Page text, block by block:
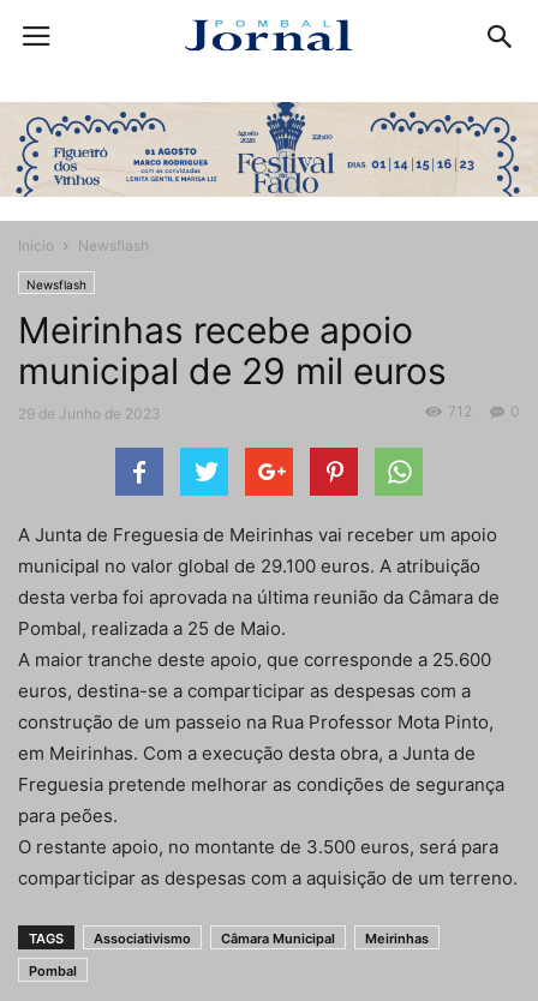
Início Newsflash
Newsflash
Meirinhas recebe apoio
municipal de 29 mil euros
29 de Junho de 2023 0
712
A Junta de Freguesia de Meirinhas vai receber um apoio
municipal no valor global de 29.100 euros. A atribuição
desta verba foi aprovada na última reunião da Câmara de
Pombal, realizada a 25 de Maio.
A maior tranche deste apoio, que corresponde a 25.600
euros, destina-se a comparticipar as despesas com a
construção de um passeio na Rua Professor Mota Pinto,
em Meirinhas. Com a execução desta obra, a Junta de
Freguesia pretende melhorar as condições de segurança
para peões.
O restante apoio, no montante de 3.500 euros, será para
comparticipar as despesas com a aquisição de um terreno.
TAGS Associativismo Câmara Municipal
Meirinhas
Pombal